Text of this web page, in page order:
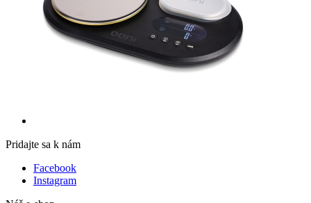
Pridajte sa k nám
Facebook
Instagram